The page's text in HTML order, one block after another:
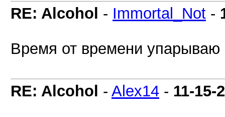
RE: Alcohol - Immortal_Not -
Время от времени упарываю
RE: Alcohol - Alex14 - 11-15-